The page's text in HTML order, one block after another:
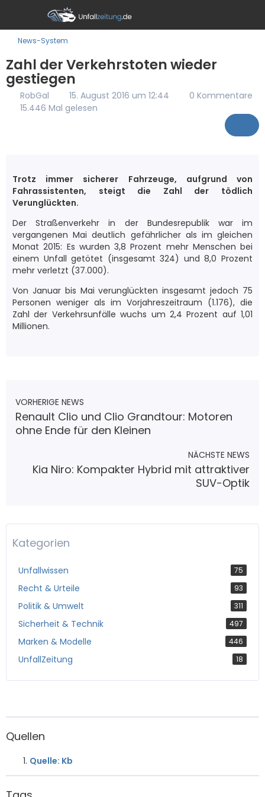
News-System
Zahl der Verkehrstoten wieder
gestiegen
RobGal 15. August 2016 um 12:44
0 Kommentare
15.446 Mal gelesen
Trotz immer sicherer Fahrzeuge, aufgrund von
Fahrassistenten, steigt die Zahl der tödlich
Verunglückten.
Der Straßenverkehr in der Bundesrepublik war im
vergangenen Mai deutlich gefährlicher als im gleichen
Monat 2015: Es wurden 3,8 Prozent mehr Menschen bei
einem Unfall getötet (insgesamt 324) und 8,0 Prozent
mehr verletzt (37.000).
Von Januar bis Mai verunglückten insgesamt jedoch 75
Personen weniger als im Vorjahreszeitraum (1.176), die
Zahl der Verkehrsunfälle wuchs um 2,4 Prozent auf 1,01
Millionen.
VORHERIGE NEWS
Renault Clio und Clio Grandtour: Motoren
ohne Ende für den Kleinen
NÄCHSTE NEWS
Kia Niro: Kompakter Hybrid mit attraktiver
SUV-Optik
Kategorien
Unfallwissen 75
Recht & Urteile 93
Politik & Umwelt 311
Sicherheit & Technik 497
Marken & Modelle 446
UnfallZeitung 18
Quellen
Quelle: Kb